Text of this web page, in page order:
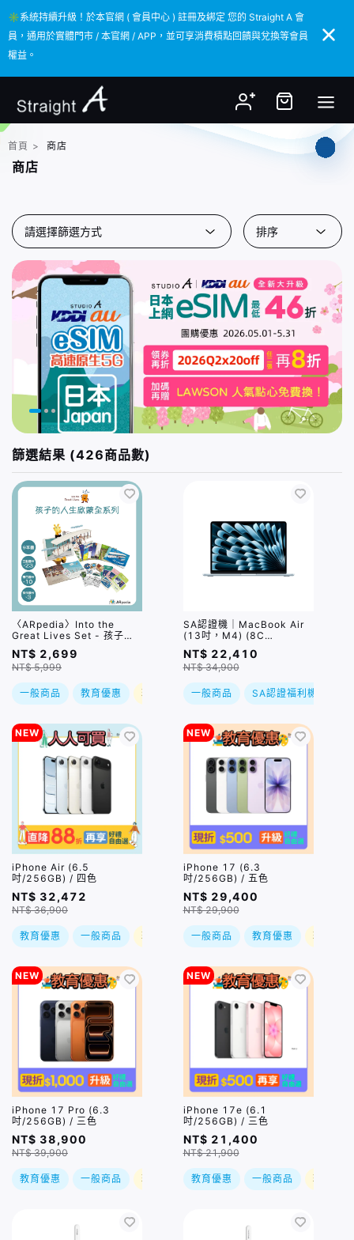
✳️系統持續升級！於本官網 ( 會員中心 ) 註冊及綁定 您的 Straight A 會
員，通用於實體門市 / 本官網 / APP，並可享消費積點回饋與兌換等會員
權益。
✳️系統持續升級！於本官網 ( 會員中心 ) 註冊及綁定 您的 Straight A 會
員，通用於實體門市 / 本官網 / APP，並可享消費積點回饋與兌換等會員
權益。
首頁 > 商店
商店
請選擇篩選方式 排序
篩選結果 (426商品數)
〈ARpedia〉Into the
Great Lives Set - 孩子的
人生啟蒙全系列｜贈
SPOTTY Mirror
NT$ 2,699
NT$ 5,999
一般商品 教育優惠 現折
SA認證機｜MacBook Air
(13吋，M4) (8C
GPU/16GB/256GB) 天藍
色
NT$ 22,410
NT$ 34,900
一般商品 SA認證福利機
NEW
iPhone Air (6.5
吋/256GB) / 四色
NT$ 32,472
NT$ 36,900
教育優惠 一般商品 現折
NEW
iPhone 17 (6.3
吋/256GB) / 五色
NT$ 29,400
NT$ 29,900
一般商品 教育優惠 現折
NEW
iPhone 17 Pro (6.3
吋/256GB) / 三色
NT$ 38,900
NT$ 39,900
教育優惠 一般商品 現折
NEW
iPhone 17e (6.1
吋/256GB) / 三色
NT$ 21,400
NT$ 21,900
教育優惠 一般商品 現折